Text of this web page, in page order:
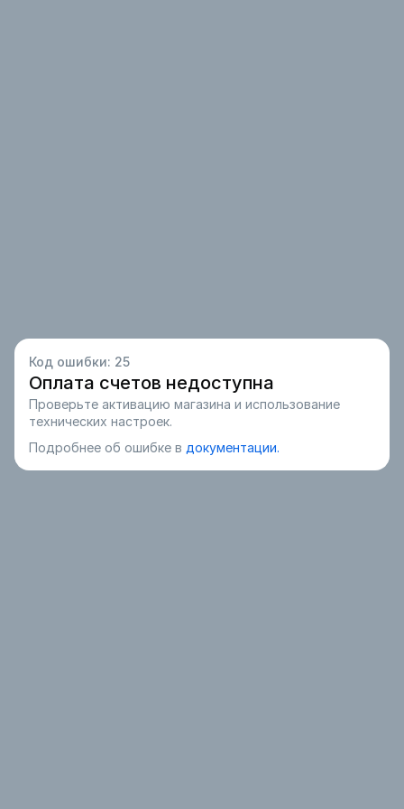
Код ошибки: 25
Оплата счетов недоступна
Проверьте активацию магазина и использование
технических настроек.
Подробнее об ошибке в документации.